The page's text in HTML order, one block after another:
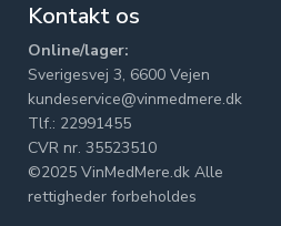
Kontakt os
Online/lager:
Sverigesvej 3, 6600 Vejen
kundeservice@vinmedmere.dk
Tlf.: 22991455
CVR nr. 35523510
©2025 VinMedMere.dk Alle
rettigheder forbeholdes